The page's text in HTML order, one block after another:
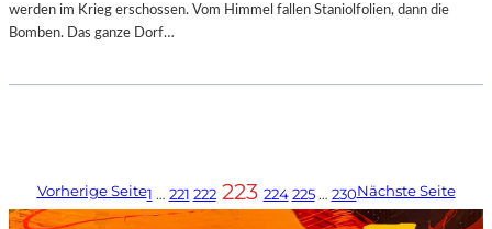
werden im Krieg erschossen. Vom Himmel fallen Staniolfolien, dann die
Bomben. Das ganze Dorf…
Vorherige Seite1 … 221 222 223 224 225 … 230Nächste Seite